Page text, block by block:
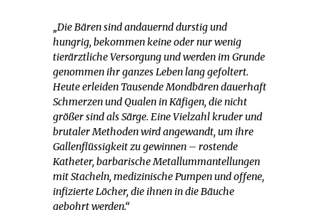
„Die Bären sind andauernd durstig und
hungrig, bekommen keine oder nur wenig
tierärztliche Versorgung und werden im Grunde
genommen ihr ganzes Leben lang gefoltert.
Heute erleiden Tausende Mondbären dauerhaft
Schmerzen und Qualen in Käfigen, die nicht
größer sind als Särge. Eine Vielzahl kruder und
brutaler Methoden wird angewandt, um ihre
Gallenflüssigkeit zu gewinnen – rostende
Katheter, barbarische Metallummantellungen
mit Stacheln, medizinische Pumpen und offene,
infizierte Löcher, die ihnen in die Bäuche
gebohrt werden.“